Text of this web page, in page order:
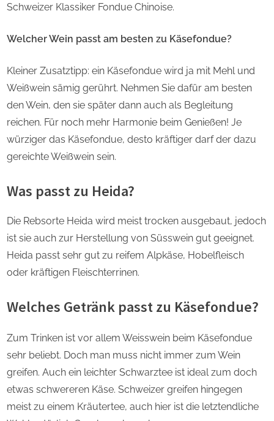
Schweizer Klassiker Fondue Chinoise.
Welcher Wein passt am besten zu Käsefondue?
Kleiner Zusatztipp: ein Käsefondue wird ja mit Mehl und
Weißwein sämig gerührt. Nehmen Sie dafür am besten
den Wein, den sie später dann auch als Begleitung
reichen. Für noch mehr Harmonie beim Genießen! Je
würziger das Käsefondue, desto kräftiger darf der dazu
gereichte Weißwein sein.
Was passt zu Heida?
Die Rebsorte Heida wird meist trocken ausgebaut, jedoch
ist sie auch zur Herstellung von Süsswein gut geeignet.
Heida passt sehr gut zu reifem Alpkäse, Hobelfleisch
oder kräftigen Fleischterrinen.
Welches Getränk passt zu Käsefondue?
Zum Trinken ist vor allem Weisswein beim Käsefondue
sehr beliebt. Doch man muss nicht immer zum Wein
greifen. Auch ein leichter Schwarztee ist ideal zum doch
etwas schwereren Käse. Schweizer greifen hingegen
meist zu einem Kräutertee, auch hier ist die letztendliche